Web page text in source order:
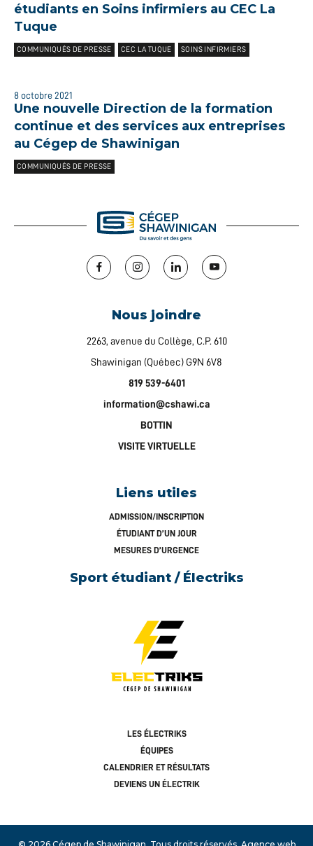
étudiants en Soins infirmiers au CEC La
Tuque
COMMUNIQUÉS DE PRESSE CEC LA TUQUE SOINS INFIRMIERS
8 octobre 2021
Une nouvelle Direction de la formation
continue et des services aux entreprises
au Cégep de Shawinigan
COMMUNIQUÉS DE PRESSE
Sport étudiant / Électriks
LES ÉLECTRIKS
ÉQUIPES
CALENDRIER ET RÉSULTATS
DEVIENS UN ÉLECTRIK
Facebook Instagram LinkedIn YouTube
Nous joindre
2263, avenue du Collège, C.P. 610
Shawinigan (Québec) G9N 6V8
819 539-6401
information@cshawi.ca
BOTTIN
VISITE VIRTUELLE
Liens utiles
ADMISSION/INSCRIPTION
ÉTUDIANT D’UN JOUR
MESURES D’URGENCE